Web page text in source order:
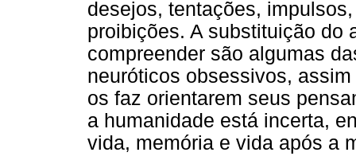
desejos, tentações,
proibições. A substituição do
compreender são algumas
neuróticos obsessivos,
os faz orientarem seus
a humanidade está incerta,
vida, memória e vida após a